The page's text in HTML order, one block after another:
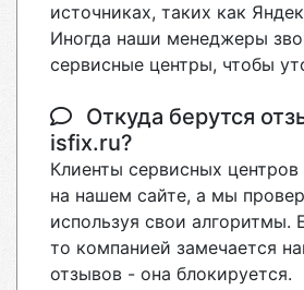
источниках, таких как
Иногда наши менеджеры
сервисные центры, чтобы
Откуда берутся
isfix.ru?
Клиенты сервисных
на нашем сайте, а мы
используя свои алгоритмы.
то компанией замечается
отзывов - она блокируется.